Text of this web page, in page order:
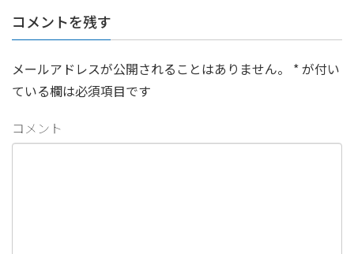
コメントを残す
メールアドレスが公開されることはありません。 *が付い
ている欄は必須項目です
コメント